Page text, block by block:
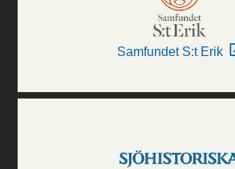
Samfundet S:t Erik